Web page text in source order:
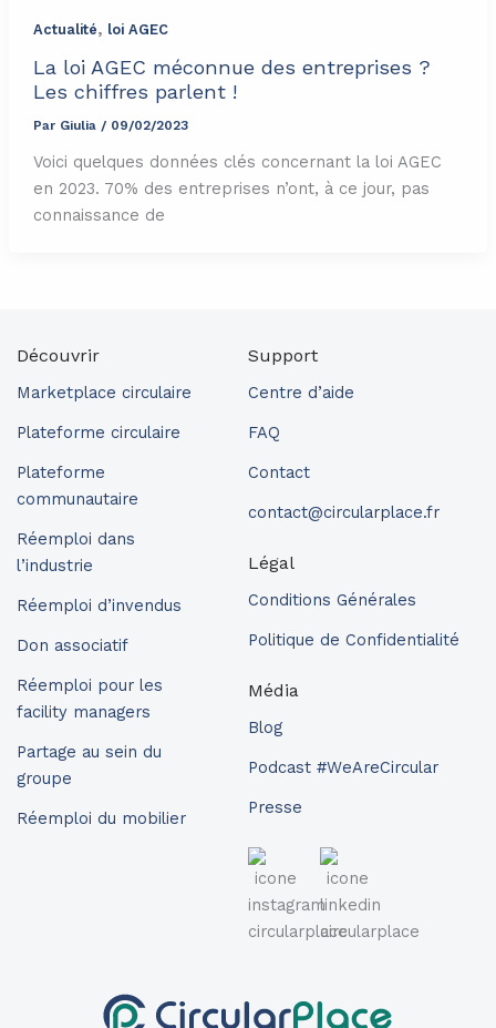
Actualité, loi AGEC
La loi AGEC méconnue des entreprises ?
Les chiffres parlent !
Par Giulia / 09/02/2023
Voici quelques données clés concernant la loi AGEC
en 2023. 70% des entreprises n’ont, à ce jour, pas
connaissance de
Découvrir
Marketplace circulaire
Plateforme circulaire
Plateforme
communautaire
Réemploi dans
l’industrie
Réemploi d’invendus
Don associatif
Réemploi pour les
facility managers
Partage au sein du
groupe
Réemploi du mobilier
Support
Centre d’aide
FAQ
Contact
contact@circularplace.fr
Légal
Conditions Générales
Politique de Confidentialité
Média
Blog
Podcast #WeAreCircular
Presse